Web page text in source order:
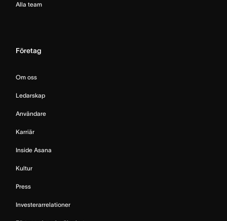
Alla team
Företag
Om oss
Ledarskap
Användare
Karriär
Inside Asana
Kultur
Press
Investerarrelationer